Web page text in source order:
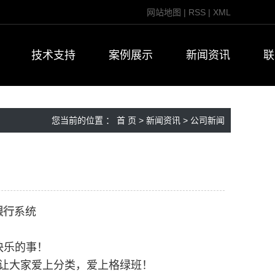
网站地图 | RSS | XML
技术支持 案例展示 新闻资讯
您当前的位置 ： 首 页 > 新闻资讯 > 公司新闻
行系统
的事！
大家爱上分类，爱上格绿班！